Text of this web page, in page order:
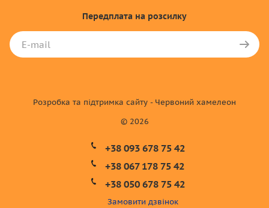
Передплата на розсилку
© 2026
Розробка та підтримка сайту - Червоний хамелеон
+38 093 678 75 42
+38 067 178 75 42
+38 050 678 75 42
Замовити дзвінок